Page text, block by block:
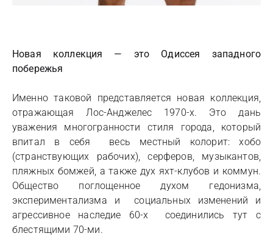
Новая коллекция — это Одиссея западного
побережья
Именно таковой представляется новая коллекция,
отражающая Лос-Анджелес 1970-х. Это дань
уважения многогранности стиля города, который
впитал в себя весь местный колорит: хобо
(странствующих рабочих), серферов, музыкантов,
пляжных бомжей, а также дух яхт-клубов и коммун.
Общество поглощенное духом гедонизма,
экспериментализма и социальных изменений и
агрессивное наследие 60-х соединились тут с
блестящими 70-ми.